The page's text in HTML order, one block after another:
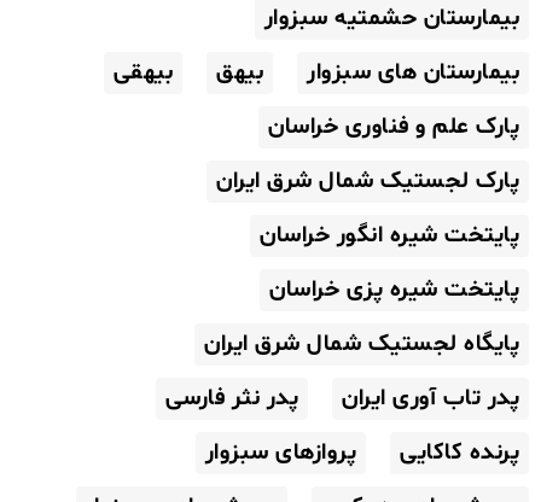
بیمارستان حشمتیه سبزوار
بیمارستان های سبزوار
بیهق
بیهقی
پارک علم و فناوری خراسان
پارک لجستیک شمال شرق ایران
پایتخت شیره انگور خراسان
پایتخت شیره پزی خراسان
پایگاه لجستیک شمال شرق ایران
پدر تاب آوری ایران
پدر نثر فارسی
پرنده کاکایی
پروازهای سبزوار